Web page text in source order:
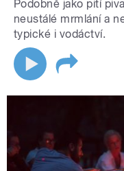
Podobně jako pití
neustálé mrmlání a
typické i vodáctví.